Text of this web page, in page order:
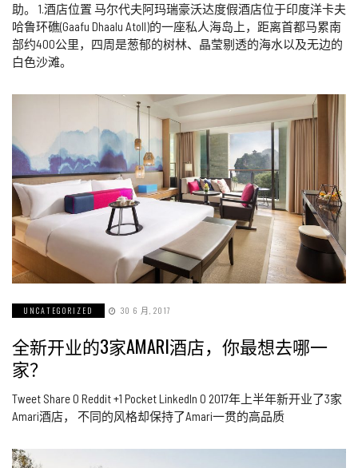
助。 1.酒店位置 马尔代夫阿玛瑞豪沃达度假酒店位于印度洋卡夫
哈鲁环礁(Gaafu Dhaalu Atoll)的一座私人海岛上，距离首都马累南
部约400公里，四周是葱郁的树林、晶莹剔透的海水以及无边的
白色沙滩。
UNCATEGORIZED 30 6 月, 2017
全新开业的3家AMARI酒店，你最想去哪一
家？
Tweet Share 0 Reddit +1 Pocket LinkedIn 0 2017年上半年新开业了3家
Amari酒店， 不同的风格却保持了Amari一贯的高品质